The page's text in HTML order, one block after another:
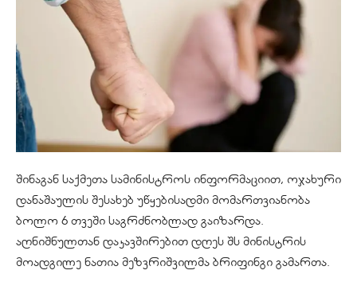
შინაგან საქმეთა სამინისტროს ინფორმაციით, ოჯახური
დანაშაულის შესახებ უწყებისადმი მომართვიანობა
ბოლო 6 თვეში საგრძნობლად გაიზარდა.
აღნიშნულთან დაკავშირებით დღეს შს მინისტრის
მოადგილე ნათია მეზვრიშვილმა ბრიფინგი გამართა.